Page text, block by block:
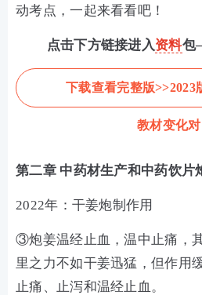
动考点，一起来看看吧！
点击下方链接进入资料包
下载查看完整版>>2023
教材变化
第二章 中药材生产和中药饮片
2022年：干姜炮制作用
③炮姜温经止血，温中止痛，
里之力不如干姜迅猛，但作用
止痛、止泻和温经止血。